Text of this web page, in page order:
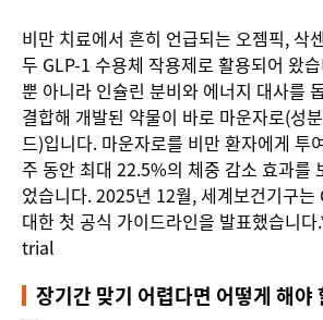
비만 치료에서 흔히 언급되는 오젬픽, 삭
두 GLP-1 수용체 작용제로 활용되어 왔
뿐 아니라 인슐린 분비와 에너지 대사를
결합해 개발된 약물이 바로 마운자로(성
드)입니다. 마운자로를 비만 환자에게 투
주 동안 최대 22.5%의 체중 감소 효과를
었습니다. 2025년 12월, 세계보건기구는
대한 첫 공식 가이드라인을 발표했습니
trial
장기간 맞기 어렵다면 어떻게 해야